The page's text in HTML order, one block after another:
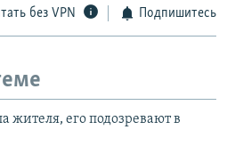
без VPN Подпишитесь
жителя, его подозревают в